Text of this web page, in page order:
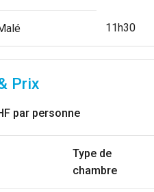
11h30
Prix
par personne
Type de
chambre